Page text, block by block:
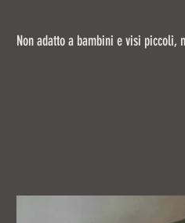
Non adatto a bambini e visi piccoli,